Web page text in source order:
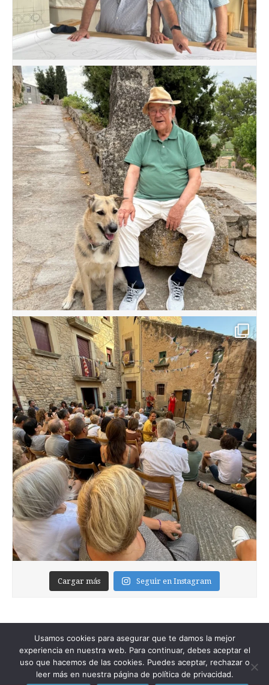
Cargar más Seguir en Instagram
Copyright © 2026 Foixblog . All Rights Reserved.
Usamos cookies para asegurar que te damos la mejor
experiencia en nuestra web. Para continuar, debes aceptar el
uso que hacemos de las cookies. Puedes aceptar, rechazar o
leer más en nuestra página de política de privacidad.